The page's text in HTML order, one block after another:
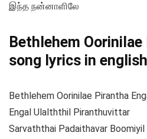
இந்த நன்னாளிலே
Bethlehem Oorinilae
song lyrics in english
Bethlehem Oorinilae Pirantha
Engal Ulalththil Piranthuvittar
Sarvaththai Padaithavar